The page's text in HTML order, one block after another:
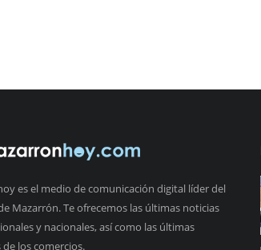
es el medio de comunicación digital líder del
Mazarrón. Te ofrecemos las últimas noticias
y nacionales, así como las últimas
los comercios.